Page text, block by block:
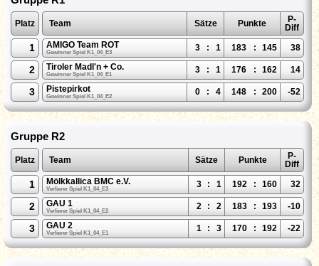
Platz Team Sätze Punkte
P-
Diff
1 AMIGO Team ROT
Gewinner Spiel K1_04_E3
3 : 1 183 : 145 38
2 Tiroler Madl'n + Co.
Gewinner Spiel K1_04_E1
3 : 1 176 : 162 14
3 Pistepirkot
Gewinner Spiel K1_04_E2
0 : 4 148 : 200 -52
Gruppe R2
Platz Team Sätze Punkte
P-
Diff
1 Mölkkallica BMC e.V.
Verlierer Spiel K1_04_E3
3 : 1 192 : 160 32
2 GAU 1
Verlierer Spiel K1_04_E2
2 : 2 183 : 193 -10
3 GAU 2
Verlierer Spiel K1_04_E1
1 : 3 170 : 192 -22